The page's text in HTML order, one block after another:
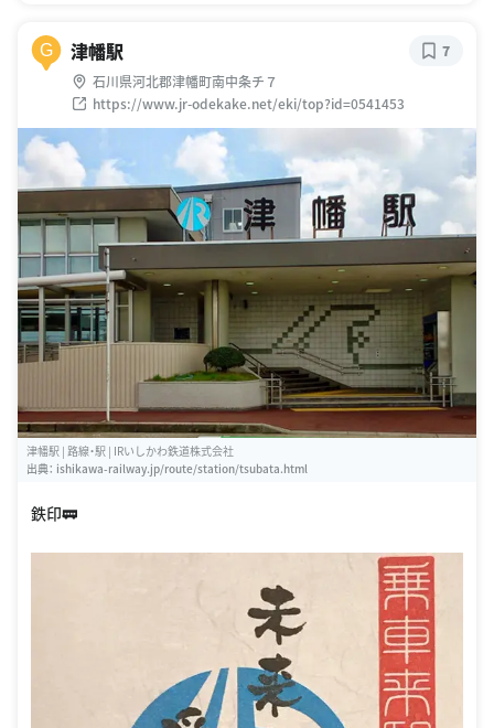
G 津幡駅
石川県河北郡津幡町南中条チ７
https://www.jr-odekake.net/eki/top?id=0541453
7
津幡駅 | 路線・駅 | IRいしかわ鉄道株式会社
出典： ishikawa-railway.jp/route/station/tsubata.html
鉄印🚃